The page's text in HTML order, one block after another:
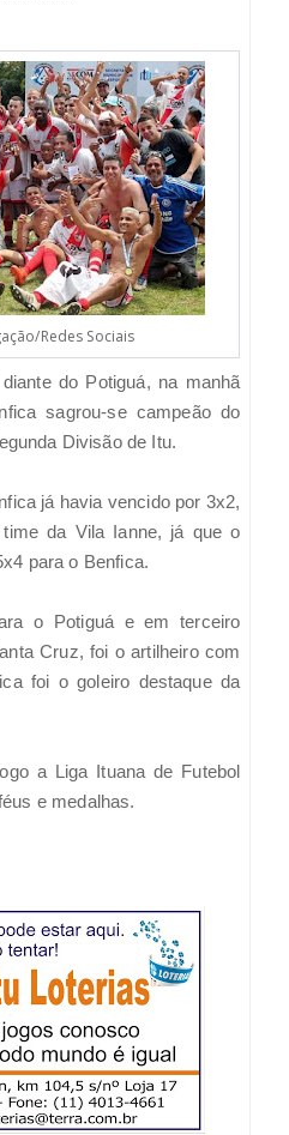
Redes Sociais
do Potiguá, na manhã
sagrou-se campeão do
Divisão de Itu.
já havia vencido por 3x2,
da Vila Ianne, já que o
para o Benfica.
o Potiguá e em terceiro
Cruz, foi o artilheiro com
foi o goleiro destaque da
a Liga Ituana de Futebol
e medalhas.